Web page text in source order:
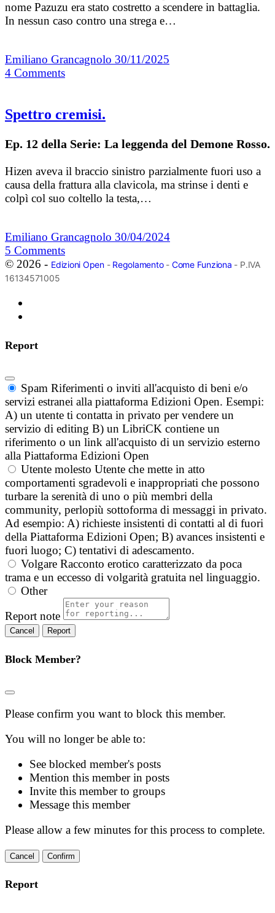
nome Pazuzu era stato costretto a scendere in battaglia.
In nessun caso contro una strega e…
Emiliano Grancagnolo 30/11/2025
4 Comments
Spettro cremisi.
Ep. 12 della Serie: La leggenda del Demone Rosso.
Hizen aveva il braccio sinistro parzialmente fuori uso a
causa della frattura alla clavicola, ma strinse i denti e
colpì col suo coltello la testa,…
Emiliano Grancagnolo 30/04/2024
5 Comments
© 2026 - Edizioni Open- Regolamento- Come Funziona - P.IVA
16134571005
Report
Spam Riferimenti o inviti all'acquisto di beni e/o
servizi estranei alla piattaforma Edizioni Open. Esempi:
A) un utente ti contatta in privato per vendere un
servizio di editing B) un LibriCK contiene un
riferimento o un link all'acquisto di un servizio esterno
alla Piattaforma Edizioni Open
Utente molesto Utente che mette in atto
comportamenti sgradevoli e inappropriati che possono
turbare la serenità di uno o più membri della
community, perlopiù sottoforma di messaggi in privato.
Ad esempio: A) richieste insistenti di contatti al di fuori
della Piattaforma Edizioni Open; B) avances insistenti e
fuori luogo; C) tentativi di adescamento.
Volgare Racconto erotico caratterizzato da poca
trama e un eccesso di volgarità gratuita nel linguaggio.
Other
Report note
Report
Block Member?
Please confirm you want to block this member.
You will no longer be able to:
See blocked member's posts
Mention this member in posts
Invite this member to groups
Message this member
Please allow a few minutes for this process to complete.
Confirm
Report